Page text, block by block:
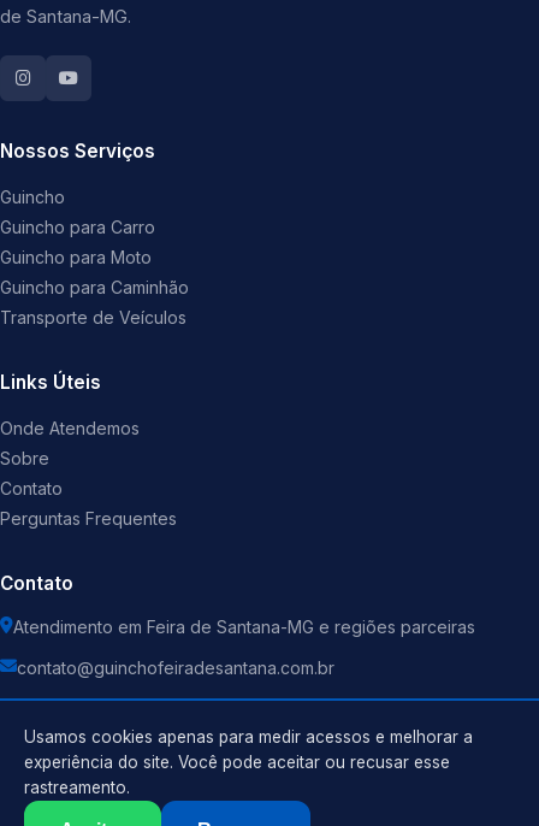
de Santana-MG.
Nossos Serviços
Guincho
Guincho para Carro
Guincho para Moto
Guincho para Caminhão
Transporte de Veículos
Links Úteis
Onde Atendemos
Sobre
Contato
Perguntas Frequentes
Contato
Atendimento em Feira de Santana-MG e regiões parceiras
contato@guinchofeiradesantana.com.br
Guincho . Todos os direitos reservados.
Usamos cookies apenas para medir acessos e melhorar a
experiência do site. Você pode aceitar ou recusar esse
rastreamento.